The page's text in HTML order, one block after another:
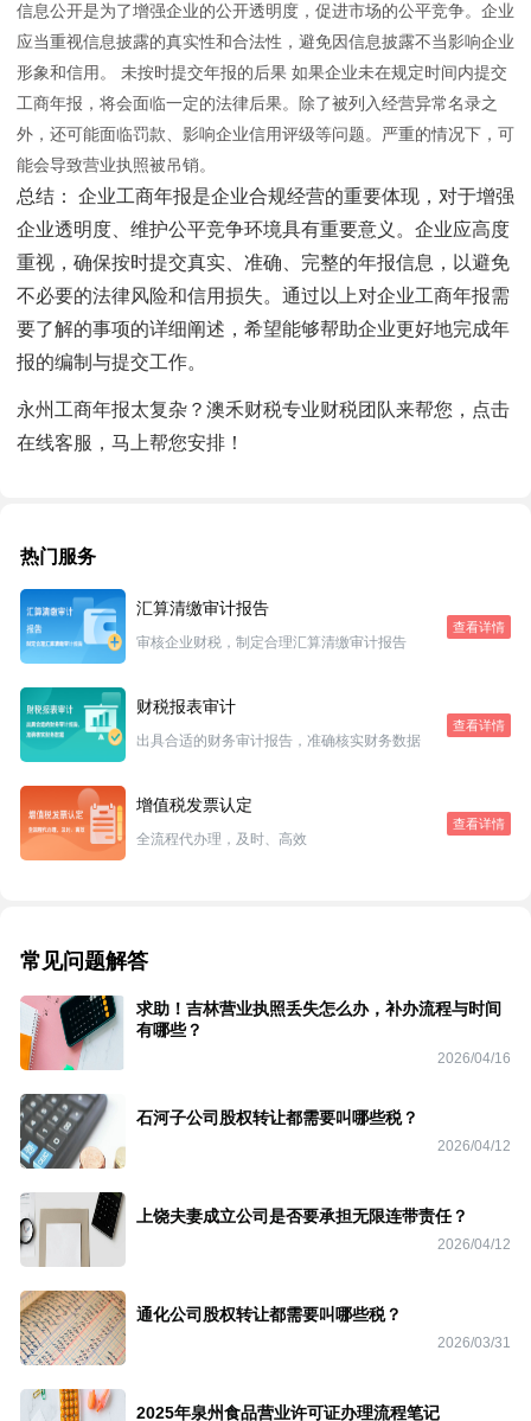
信息公开是为了增强企业的公开透明度，促进市场的公平竞争。企业
应当重视信息披露的真实性和合法性，避免因信息披露不当影响企业
形象和信用。 未按时提交年报的后果 如果企业未在规定时间内提交
工商年报，将会面临一定的法律后果。除了被列入经营异常名录之
外，还可能面临罚款、影响企业信用评级等问题。严重的情况下，可
能会导致营业执照被吊销。
总结： 企业工商年报是企业合规经营的重要体现，对于增强
企业透明度、维护公平竞争环境具有重要意义。企业应高度
重视，确保按时提交真实、准确、完整的年报信息，以避免
不必要的法律风险和信用损失。通过以上对企业工商年报需
要了解的事项的详细阐述，希望能够帮助企业更好地完成年
报的编制与提交工作。
永州工商年报太复杂？澳禾财税专业财税团队来帮您，点击
在线客服，马上帮您安排！
热门服务
汇算清缴审计报告
审核企业财税，制定合理汇算清缴审计报告
查看详情
财税报表审计
出具合适的财务审计报告，准确核实财务数据
查看详情
增值税发票认定
全流程代办理，及时、高效
查看详情
常见问题解答
求助！吉林营业执照丢失怎么办，补办流程与时间
有哪些？
2026/04/16
石河子公司股权转让都需要叫哪些税？
2026/04/12
上饶夫妻成立公司是否要承担无限连带责任？
2026/04/12
通化公司股权转让都需要叫哪些税？
2026/03/31
2025年泉州食品营业许可证办理流程笔记